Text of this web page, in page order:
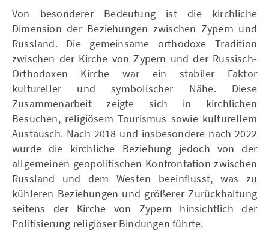
Von besonderer Bedeutung ist die kirchliche
Dimension der Beziehungen zwischen Zypern und
Russland. Die gemeinsame orthodoxe Tradition
zwischen der Kirche von Zypern und der Russisch-
Orthodoxen Kirche war ein stabiler Faktor
kultureller und symbolischer Nähe. Diese
Zusammenarbeit zeigte sich in kirchlichen
Besuchen, religiösem Tourismus sowie kulturellem
Austausch. Nach 2018 und insbesondere nach 2022
wurde die kirchliche Beziehung jedoch von der
allgemeinen geopolitischen Konfrontation zwischen
Russland und dem Westen beeinflusst, was zu
kühleren Beziehungen und größerer Zurückhaltung
seitens der Kirche von Zypern hinsichtlich der
Politisierung religiöser Bindungen führte.